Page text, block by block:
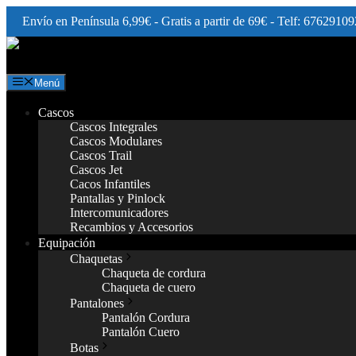
Envío en Península 6,99€ - Gratis a partir de 69€ - Telf:
Saltar
contenido
Menú
Cascos
Cascos Integrales
Cascos Modulares
Cascos Trail
Cascos Jet
Cacos Infantiles
Pantallas y Pinlock
Intercomunicadores
Recambios y Accesorios
Equipación
Chaquetas
Chaqueta de cordura
Chaqueta de cuero
Pantalones
Pantalón Cordura
Pantalón Cuero
Botas